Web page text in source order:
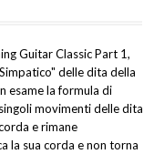
Guitar Classic Part 1,
delle dita della
esame la formula di
movimenti delle dita
e rimane
la sua corda e non torna